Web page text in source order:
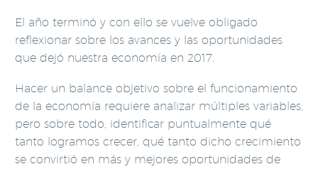
El año terminó y con ello se vuelve obligado
reflexionar sobre los avances y las oportunidades
que dejó nuestra economía en 2017.
Hacer un balance objetivo sobre el funcionamiento
de la economía requiere analizar múltiples variables,
pero sobre todo, identificar puntualmente qué
tanto logramos crecer, qué tanto dicho crecimiento
se convirtió en más y mejores oportunidades de